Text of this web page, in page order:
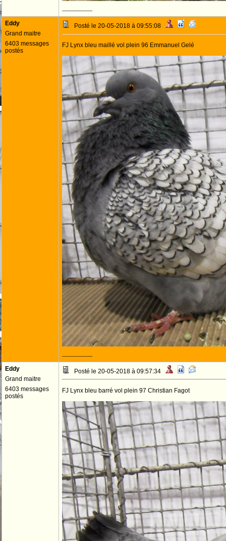
--------------------
Eddy
Grand maitre
6403 messages
postés
Posté le 20-05-2018 à 09:55:08
FJ Lynx bleu maillé vol plein 96 Emmanuel Gelé
--------------------
Eddy
Grand maitre
6403 messages
postés
Posté le 20-05-2018 à 09:57:34
FJ Lynx bleu barré vol plein 97 Christian Fagot